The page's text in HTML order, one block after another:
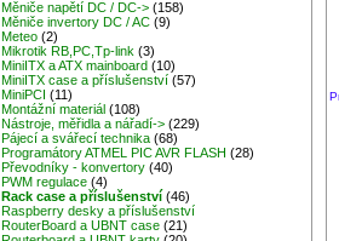
Měniče napětí DC / DC-> (158)
Měniče invertory DC / AC (9)
Meteo (2)
Mikrotik RB,PC,Tp-link (3)
MiniITX a ATX mainboard (10)
MiniITX case a příslušenství (57)
MiniPCI (11)
Montážní materiál (108)
Nástroje, měřidla a nářadí-> (229)
Pájecí a svářecí technika (68)
Programátory ATMEL PIC AVR FLASH (28)
Převodníky - konvertory (40)
PWM regulace (4)
Rack case a příslušenství (46)
Raspberry desky a příslušenství
RouterBoard a UBNT case (21)